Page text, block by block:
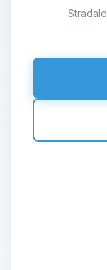
Stradale